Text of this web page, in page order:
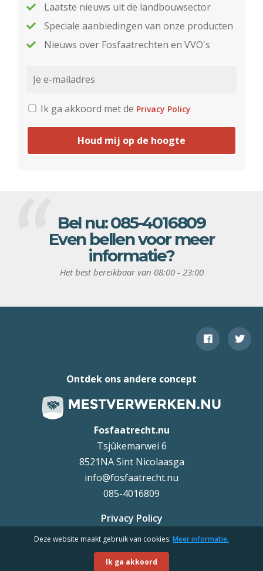
Laatste nieuws uit de landbouwsector
Speciale aanbiedingen van onze producten
Nieuws over Fosfaatrechten en VVO's
Ik ga akkoord met de Privacy Policy
Houd mij op de hoogte
Bel nu:085-4016809
Even bellen voor meer
informatie?
Het best bereikbaar van 08:00 - 23:00
Fosfaatrecht.nu
Tsjûkemarwei 6
8521NA Sint Nicolaasga
info@fosfaatrecht.nu
085-4016809
Ontdek ons andere concept
Privacy Policy
©Uteq
Deze website maakt gebruik van cookies. Meer informatie.
Ik ga akkoord